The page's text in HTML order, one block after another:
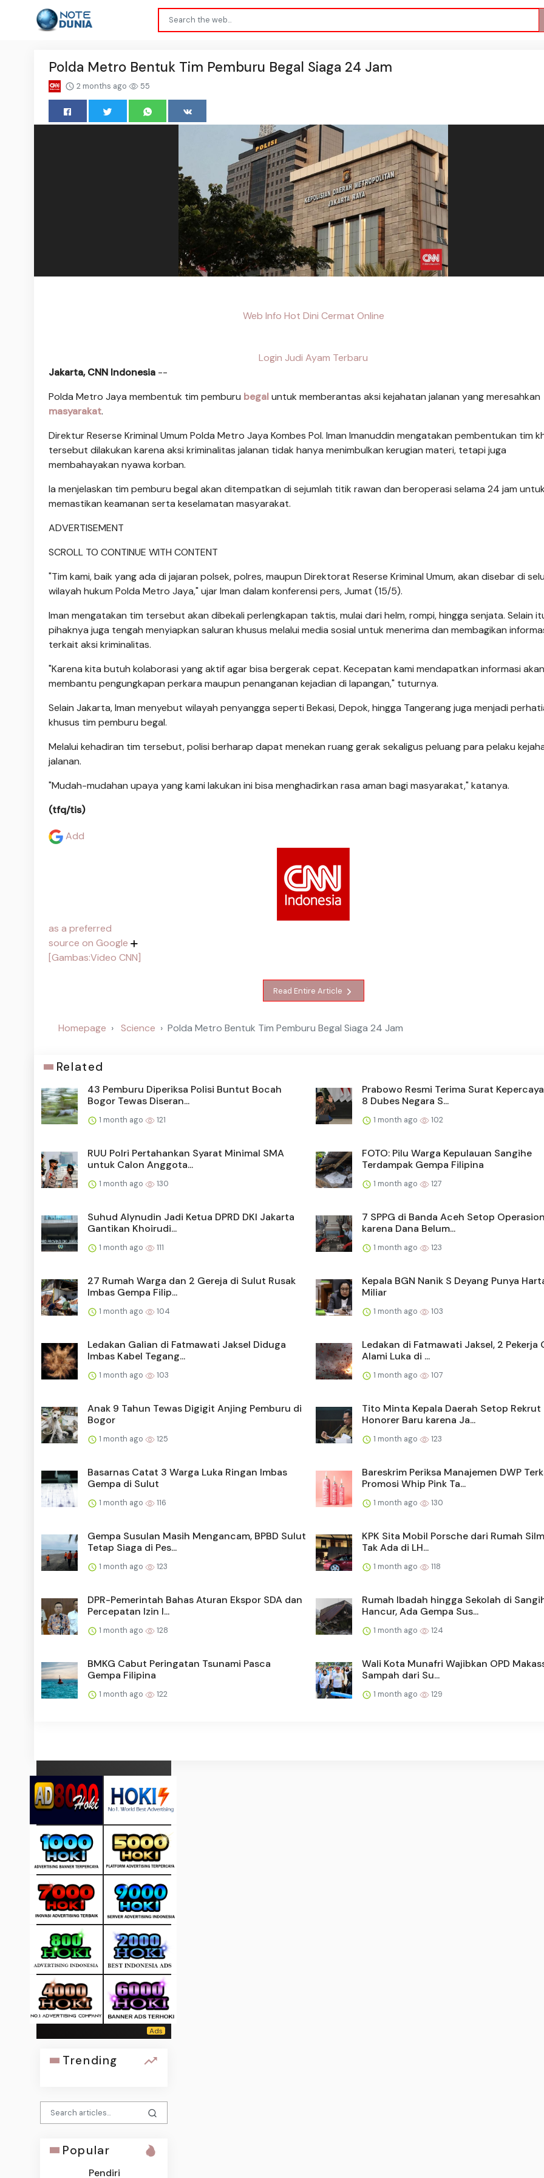
Polda Metro Bentuk Tim Pemburu Begal Siaga 24 Jam
2 months ago 55
Web Info Hot Dini Cermat Online
Login Judi Ayam Terbaru
Jakarta, CNN Indonesia --
Polda Metro Jaya membentuk tim pemburu begaluntuk memberantas aksi kejahatan jalanan yang meresahkan
masyarakat.
Direktur Reserse Kriminal Umum Polda Metro Jaya Kombes Pol. Iman Imanuddin mengatakan pembentukan tim
tersebut dilakukan karena aksi kriminalitas jalanan tidak hanya menimbulkan kerugian materi, tetapi juga
membahayakan nyawa korban.
Ia menjelaskan tim pemburu begal akan ditempatkan di sejumlah titik rawan dan beroperasi selama 24 jam untuk
memastikan keamanan serta keselamatan masyarakat.
ADVERTISEMENT
SCROLL TO CONTINUE WITH CONTENT
"Tim kami, baik yang ada di jajaran polsek, polres, maupun Direktorat Reserse Kriminal Umum, akan disebar di
wilayah hukum Polda Metro Jaya," ujar Iman dalam konferensi pers, Jumat (15/5).
Iman mengatakan tim tersebut akan dibekali perlengkapan taktis, mulai dari helm, rompi, hingga senjata. Selain
pihaknya juga tengah menyiapkan saluran khusus melalui media sosial untuk menerima dan membagikan
terkait aksi kriminalitas.
"Karena kita butuh kolaborasi yang aktif agar bisa bergerak cepat. Kecepatan kami mendapatkan informasi akan
membantu pengungkapan perkara maupun penanganan kejadian di lapangan," tuturnya.
Selain Jakarta, Iman menyebut wilayah penyangga seperti Bekasi, Depok, hingga Tangerang juga menjadi
khusus tim pemburu begal.
Melalui kehadiran tim tersebut, polisi berharap dapat menekan ruang gerak sekaligus peluang para pelaku
jalanan.
"Mudah-mudahan upaya yang kami lakukan ini bisa menghadirkan rasa aman bagi masyarakat," katanya.
(tfq/tis)
Add
as a preferred
source on Google
[Gambas:Video CNN]
Read Entire Article
Homepage Science Polda Metro Bentuk Tim Pemburu Begal Siaga 24 Jam
Related
43 Pemburu Diperiksa Polisi Buntut Bocah
Bogor Tewas Diseran...
1 month ago 121
Prabowo Resmi Terima Surat
8 Dubes Negara S...
1 month ago 102
RUU Polri Pertahankan Syarat Minimal SMA
untuk Calon Anggota...
1 month ago 130
FOTO: Pilu Warga Kepulauan Sangihe
Terdampak Gempa Filipina
1 month ago 127
Suhud Alynudin Jadi Ketua DPRD DKI Jakarta
Gantikan Khoirudi...
1 month ago 111
7 SPPG di Banda Aceh Setop
karena Dana Belum...
1 month ago 123
27 Rumah Warga dan 2 Gereja di Sulut Rusak
Imbas Gempa Filip...
1 month ago 104
Kepala BGN Nanik S Deyang Punya
Miliar
1 month ago 103
Ledakan Galian di Fatmawati Jaksel Diduga
Imbas Kabel Tegang...
1 month ago 103
Ledakan di Fatmawati Jaksel, 2 Pekerja
Alami Luka di ...
1 month ago 107
Anak 9 Tahun Tewas Digigit Anjing Pemburu di
Bogor
1 month ago 125
Tito Minta Kepala Daerah Setop Rekrut
Honorer Baru karena Ja...
1 month ago 123
Basarnas Catat 3 Warga Luka Ringan Imbas
Gempa di Sulut
1 month ago 116
Bareskrim Periksa Manajemen DWP
Promosi Whip Pink Ta...
1 month ago 130
Gempa Susulan Masih Mengancam, BPBD Sulut
Tetap Siaga di Pes...
1 month ago 123
KPK Sita Mobil Porsche dari Rumah
Tak Ada di LH...
1 month ago 118
DPR-Pemerintah Bahas Aturan Ekspor SDA dan
Percepatan Izin I...
1 month ago 128
Rumah Ibadah hingga Sekolah di
Hancur, Ada Gempa Sus...
1 month ago 124
BMKG Cabut Peringatan Tsunami Pasca
Gempa Filipina
1 month ago 122
Wali Kota Munafri Wajibkan OPD
Sampah dari Su...
1 month ago 129
Trending
Popular
Pendiri